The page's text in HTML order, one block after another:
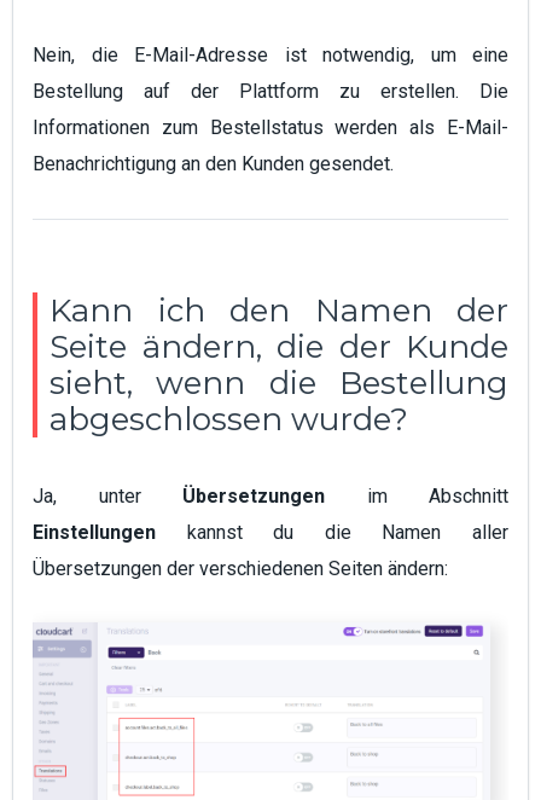
Nein, die E-Mail-Adresse ist notwendig, um eine
Bestellung auf der Plattform zu erstellen. Die
Informationen zum Bestellstatus werden als E-Mail-
Benachrichtigung an den Kunden gesendet.
Kann ich den Namen der
Seite ändern, die der Kunde
sieht, wenn die Bestellung
abgeschlossen wurde?
Ja, unter Übersetzungen im Abschnitt
Einstellungen
kannst du die Namen aller
Übersetzungen der verschiedenen Seiten ändern: